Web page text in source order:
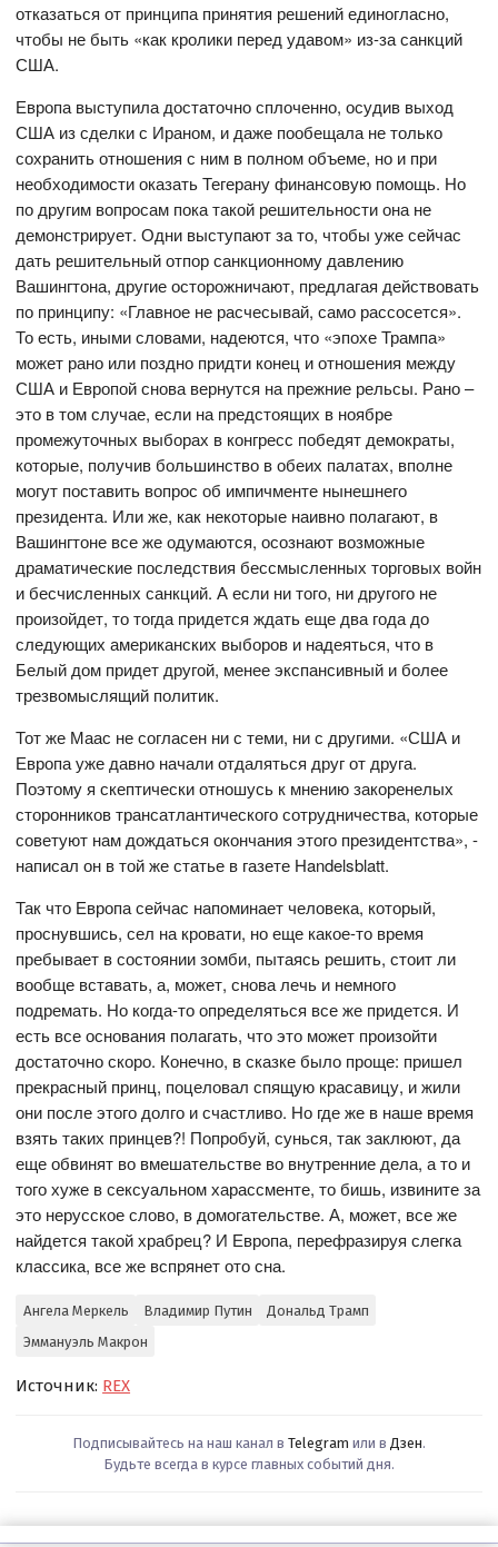
отказаться от принципа принятия решений единогласно,
чтобы не быть «как кролики перед удавом» из-за санкций
США.
Европа выступила достаточно сплоченно, осудив выход
США из сделки с Ираном, и даже пообещала не только
сохранить отношения с ним в полном объеме, но и при
необходимости оказать Тегерану финансовую помощь. Но
по другим вопросам пока такой решительности она не
демонстрирует. Одни выступают за то, чтобы уже сейчас
дать решительный отпор санкционному давлению
Вашингтона, другие осторожничают, предлагая действовать
по принципу: «Главное не расчесывай, само рассосется».
То есть, иными словами, надеются, что «эпохе Трампа»
может рано или поздно придти конец и отношения между
США и Европой снова вернутся на прежние рельсы. Рано –
это в том случае, если на предстоящих в ноябре
промежуточных выборах в конгресс победят демократы,
которые, получив большинство в обеих палатах, вполне
могут поставить вопрос об импичменте нынешнего
президента. Или же, как некоторые наивно полагают, в
Вашингтоне все же одумаются, осознают возможные
драматические последствия бессмысленных торговых войн
и бесчисленных санкций. А если ни того, ни другого не
произойдет, то тогда придется ждать еще два года до
следующих американских выборов и надеяться, что в
Белый дом придет другой, менее экспансивный и более
трезвомыслящий политик.
Тот же Маас не согласен ни с теми, ни с другими. «США и
Европа уже давно начали отдаляться друг от друга.
Поэтому я скептически отношусь к мнению закоренелых
сторонников трансатлантического сотрудничества, которые
советуют нам дождаться окончания этого президентства», -
написал он в той же статье в газете Handelsblatt.
Так что Европа сейчас напоминает человека, который,
проснувшись, сел на кровати, но еще какое-то время
пребывает в состоянии зомби, пытаясь решить, стоит ли
вообще вставать, а, может, снова лечь и немного
подремать. Но когда-то определяться все же придется. И
есть все основания полагать, что это может произойти
достаточно скоро. Конечно, в сказке было проще: пришел
прекрасный принц, поцеловал спящую красавицу, и жили
они после этого долго и счастливо. Но где же в наше время
взять таких принцев?! Попробуй, сунься, так заклюют, да
еще обвинят во вмешательстве во внутренние дела, а то и
того хуже в сексуальном харассменте, то бишь, извините за
это нерусское слово, в домогательстве. А, может, все же
найдется такой храбрец? И Европа, перефразируя слегка
классика, все же вспрянет ото сна.
Ангела Меркель Владимир Путин
Дональд Трамп
Эммануэль Макрон
Источник: REX
Подписывайтесь на наш канал в Telegram или в Дзен.
Будьте всегда в курсе главных событий дня.